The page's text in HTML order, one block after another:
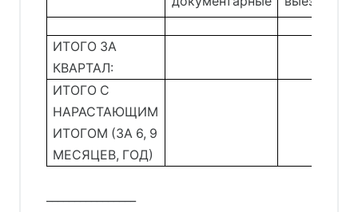
ИТОГО ЗА
КВАРТАЛ:
ИТОГО С
НАРАСТАЮЩИМ
ИТОГОМ (ЗА 6, 9
МЕСЯЦЕВ, ГОД)